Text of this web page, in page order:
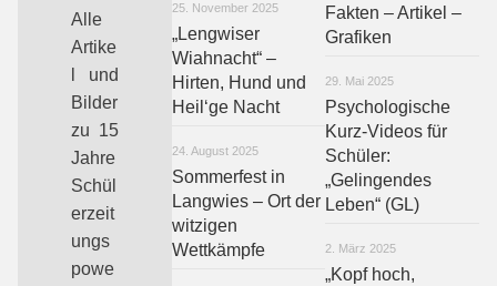
Alle
Artike
l und
Bilder
zu 15
Jahre
Schül
erzeit
ungs
powe
25. November 2025
„Lengwiser
Wiahnacht“ –
Hirten, Hund und
Heil‘ge Nacht
24. August 2025
Sommerfest in
Langwies – Ort der
witzigen
Wettkämpfe
Fakten – Artikel –
Grafiken
29. Mai 2025
Psychologische
Kurz-Videos für
Schüler:
„Gelingendes
Leben“ (GL)
2. März 2025
„Kopf hoch,